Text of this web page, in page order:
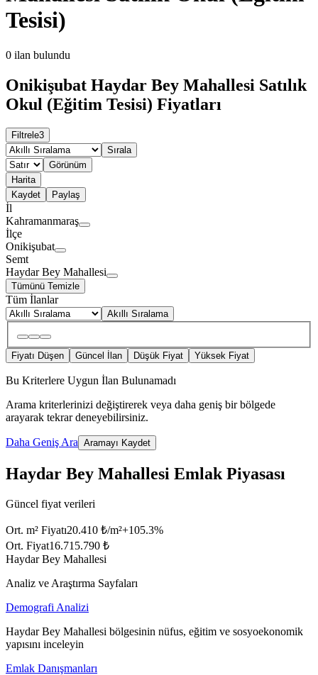
Tesisi)
0 ilan bulundu
Onikişubat Haydar Bey Mahallesi Satılık
Okul (Eğitim Tesisi) Fiyatları
Filtrele3
Sırala
Görünüm
Harita
Kaydet
Paylaş
İl
Kahramanmaraş
İlçe
Onikişubat
Semt
Haydar Bey Mahallesi
Tümünü Temizle
Tüm İlanlar
Akıllı Sıralama
Fiyatı Düşen Güncel İlan Düşük Fiyat Yüksek Fiyat
Bu Kriterlere Uygun İlan Bulunamadı
Arama kriterlerinizi değiştirerek veya daha geniş bir bölgede
arayarak tekrar deneyebilirsiniz.
Daha Geniş Ara Aramayı Kaydet
Haydar Bey Mahallesi Emlak Piyasası
Güncel fiyat verileri
Ort. m² Fiyatı20.410 ₺/m²+105.3%
Ort. Fiyat16.715.790 ₺
Haydar Bey Mahallesi
Analiz ve Araştırma Sayfaları
Demografi Analizi
Haydar Bey Mahallesi bölgesinin nüfus, eğitim ve sosyoekonomik
yapısını inceleyin
Emlak Danışmanları